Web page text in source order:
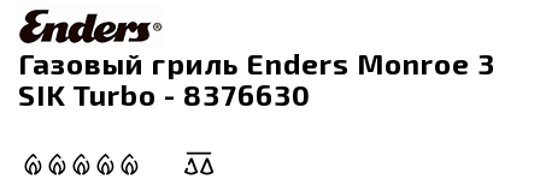
Газовый гриль Enders Monroe 3
SIK Turbo - 8376630